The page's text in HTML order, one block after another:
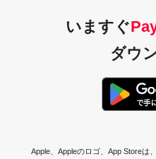
いますぐ
ダウ
Apple、Appleのロゴ、App Storeは